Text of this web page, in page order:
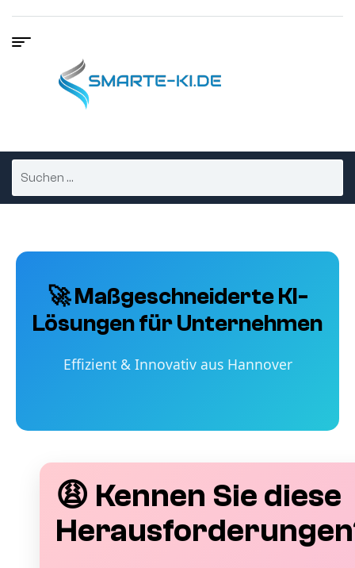
🚀 Maßgeschneiderte KI-
Lösungen für Unternehmen
Effizient & Innovativ aus Hannover
😩 Kennen Sie diese